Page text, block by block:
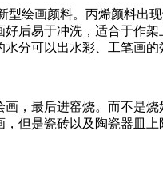
画颜料。丙烯颜料出
后易于冲洗，适合于作
分可以出水彩、工笔画
最后进窑烧。而不是烧
但是瓷砖以及陶瓷器皿